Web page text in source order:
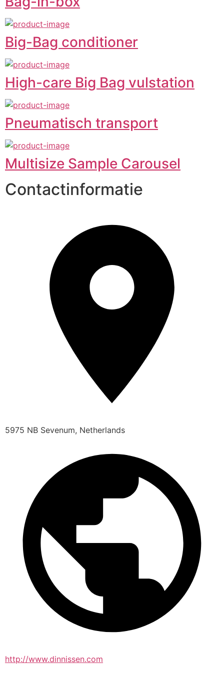
Big-Bag conditioner
High-care Big Bag vulstation
Pneumatisch transport
Multisize Sample Carousel
Contactinformatie
5975 NB Sevenum, Netherlands
http://www.dinnissen.com